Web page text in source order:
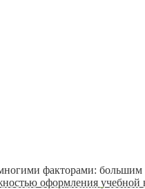
факторами: большим
оформления учебной